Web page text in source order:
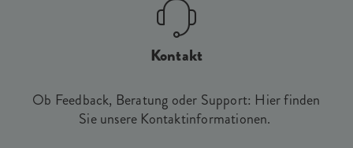
Kontakt
Ob Feedback, Beratung oder Support: Hier finden
Sie unsere Kontaktinformationen.